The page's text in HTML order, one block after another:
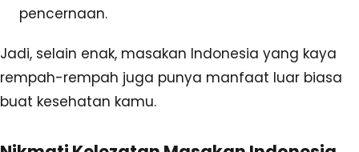
pencernaan.
Jadi, selain enak, masakan Indonesia yang kaya
rempah-rempah juga punya manfaat luar biasa
buat kesehatan kamu.